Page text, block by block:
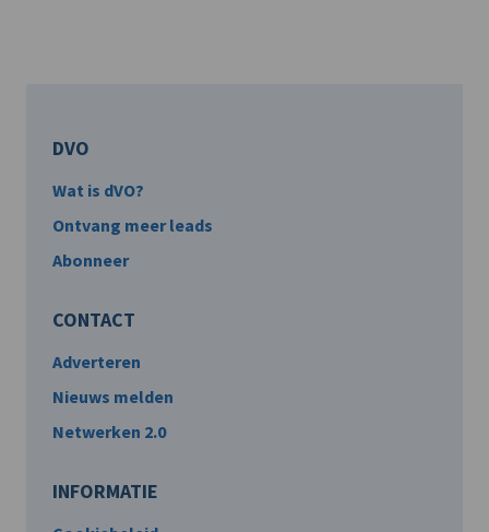
DVO
Wat is dVO?
Ontvang meer leads
Abonneer
CONTACT
Adverteren
Nieuws melden
Netwerken 2.0
INFORMATIE